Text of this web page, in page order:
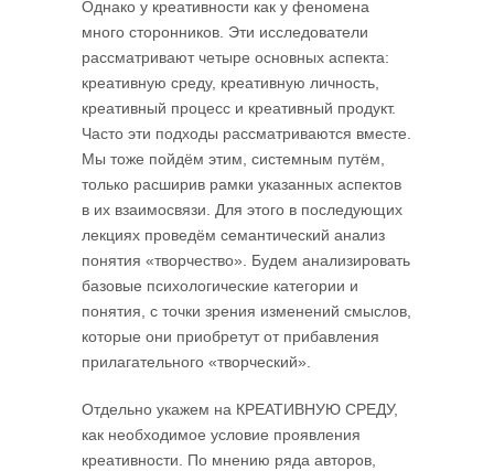
Однако у креативности как у феномена
много сторонников. Эти исследова­тели
рассматривают четыре основных аспекта:
креативную среду, креативную личность,
креативный процесс и креативный продукт.
Часто эти подходы рассма­триваются вместе.
Мы тоже пойдём этим, системным путём,
только расширив рамки указанных аспектов
в их взаимосвязи. Для этого в последу­ющих
лекциях проведём семантический анализ
понятия «творчество». Будем анализировать
базовые психологические категории и
понятия, с точки зрения изменений смыслов,
которые они приобретут от прибавления
прилагательного «творческий».
Отдельно укажем на КРЕАТИВНУЮ СРЕДУ,
как необходимое условие прояв­ления
креативности. По мнению ряда авторов,